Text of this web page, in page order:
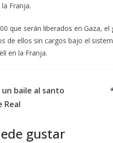
Franja.
que serán liberados en Gaza,
de ellos sin cargos bajo el
en la Franja.
baile al santo
Real
gustar